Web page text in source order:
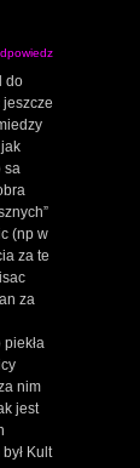
do
sa
(np w
za te
za
nim
jest
Kult